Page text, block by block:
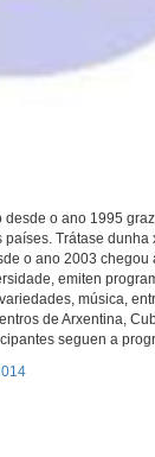
o ano 1995
Trátase
o ano 2003
emiten
música,
de Arxentina,
seguen a